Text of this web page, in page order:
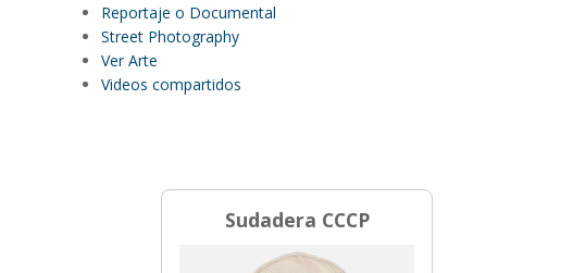
Reportaje o Documental
Street Photography
Ver Arte
Videos compartidos
Sudadera CCCP